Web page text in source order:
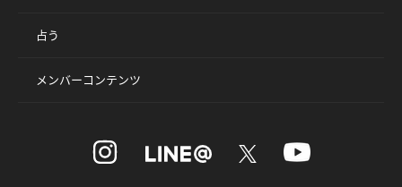
占う
メンバーコンテンツ